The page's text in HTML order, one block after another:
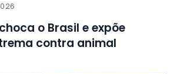
o Brasil e expõe
contra animal